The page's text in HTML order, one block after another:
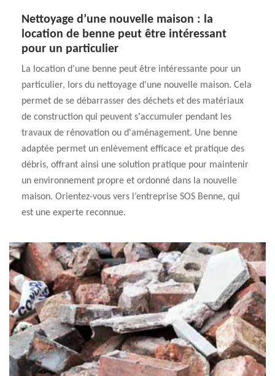
Nettoyage d’une nouvelle maison : la
location de benne peut être intéressant
pour un particulier
La location d'une benne peut être intéressante pour un
particulier, lors du nettoyage d'une nouvelle maison. Cela
permet de se débarrasser des déchets et des matériaux
de construction qui peuvent s'accumuler pendant les
travaux de rénovation ou d'aménagement. Une benne
adaptée permet un enlèvement efficace et pratique des
débris, offrant ainsi une solution pratique pour maintenir
un environnement propre et ordonné dans la nouvelle
maison. Orientez-vous vers l’entreprise SOS Benne, qui
est une experte reconnue.